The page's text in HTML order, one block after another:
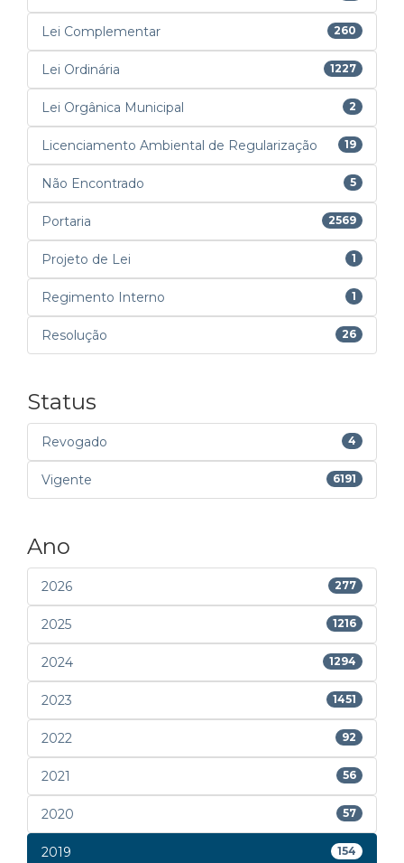
Lei Complementar 260
Lei Ordinária 1227
Lei Orgânica Municipal 2
Licenciamento Ambiental de Regularização 19
Não Encontrado 5
Portaria 2569
Projeto de Lei 1
Regimento Interno 1
Resolução 26
Status
Revogado 4
Vigente 6191
Ano
2026 277
2025 1216
2024 1294
2023 1451
2022 92
2021 56
2020 57
2019 154